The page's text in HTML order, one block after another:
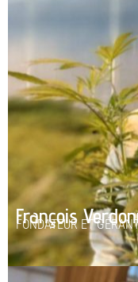
François
FONDATEUR ET